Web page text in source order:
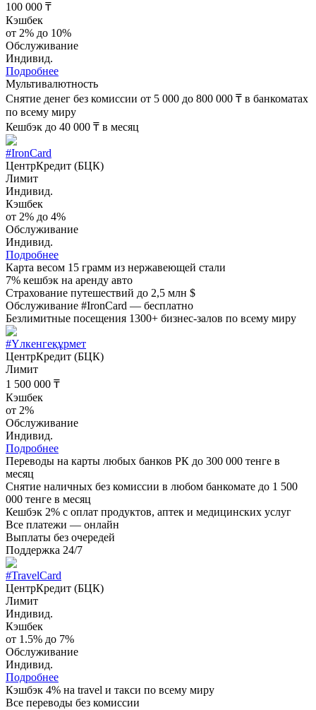
100 000 ₸
Кэшбек
от 2% до 10%
Обслуживание
Индивид.
Подробнее
Мультивалютность
Снятие денег без комиссии от 5 000 до 800 000 ₸ в банкоматах
по всему миру
Кешбэк до 40 000 ₸ в месяц
#IronCard
ЦентрКредит (БЦК)
Лимит
Индивид.
Кэшбек
от 2% до 4%
Обслуживание
Индивид.
Подробнее
Карта весом 15 грамм из нержавеющей стали
7% кешбэк на аренду авто
Страхование путешествий до 2,5 млн $
Обслуживание #IronCard — бесплатно
Безлимитные посещения 1300+ бизнес-залов по всему миру
#Үлкенгеқұрмет
ЦентрКредит (БЦК)
Лимит
1 500 000 ₸
Кэшбек
от 2%
Обслуживание
Индивид.
Подробнее
Переводы на карты любых банков РК до 300 000 тенге в
месяц
Снятие наличных без комиссии в любом банкомате до 1 500
000 тенге в месяц
Кешбэк 2% с оплат продуктов, аптек и медицинских услуг
Все платежи — онлайн
Выплаты без очередей
Поддержка 24/7
#TravelCard
ЦентрКредит (БЦК)
Лимит
Индивид.
Кэшбек
от 1.5% до 7%
Обслуживание
Индивид.
Подробнее
Кэшбэк 4% на travel и такси по всему миру
Все переводы без комиссии